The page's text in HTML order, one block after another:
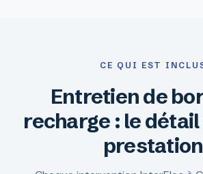
CE QUI EST
Entretien de
recharge : le
prestation